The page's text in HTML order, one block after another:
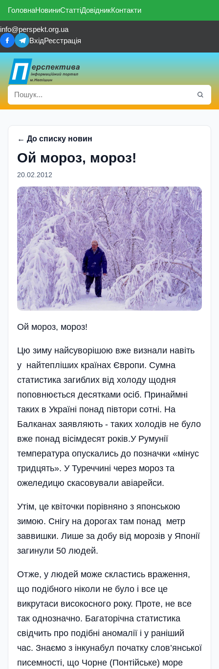
ГоловнаНовиниСтаттіДовідникКонтакти
info@perspekt.org.ua
ВхідРеєстрація
← До списку новин
Ой мороз, мороз!
20.02.2012
Ой мороз, мороз!
Цю зиму найсуворішою вже визнали навіть
у найтепліших країнах Європи. Сумна
статистика загиблих від холоду щодня
поповнюється десятками осіб. Принаймні
таких в Україні понад півтори сотні. На
Балканах заявляють - таких холодів не було
вже понад вісімдесят років.У Румунії
температура опускались до позначки «мінус
тридцять». У Туреччині через мороз та
ожеледицю скасовували авіарейси.
Утім, це квіточки порівняно з японською
зимою. Снігу на дорогах там понад метр
заввишки. Лише за добу від морозів у Японії
загинули 50 людей.
Отже, у людей може скластись враження,
що подібного ніколи не було і все це
викрутаси високосного року. Проте, не все
так однозначно. Багаторічна статистика
свідчить про подібні аномалії і у раніший
час. Знаємо з інкунабул початку слов’янської
писемності, що Чорне (Понтійське) море